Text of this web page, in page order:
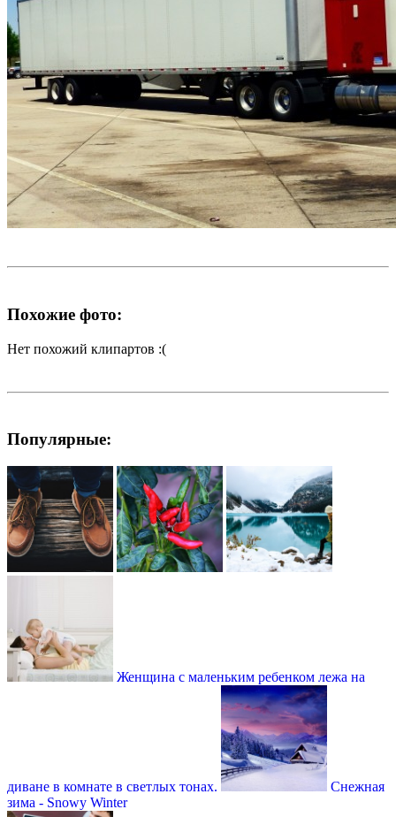
Похожие фото:
Нет похожий клипартов :(
Популярные:
Женщина с маленьким ребенком лежа на
диване в комнате в светлых тонах.
Снежная
зима - Snowy Winter